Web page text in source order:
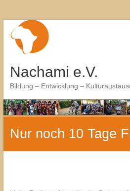
Inhalt
springen
Nachami e.V.
Bildung – Entwicklung –
Nur noch 10 Tage